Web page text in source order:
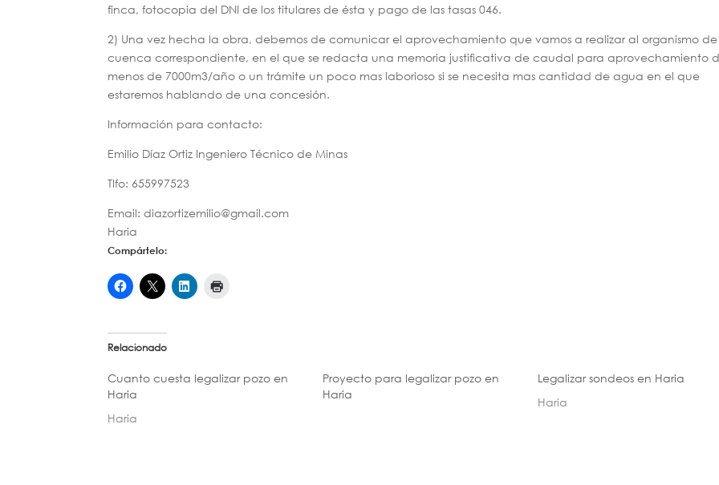
finca, fotocopia del DNI de los titulares de ésta y pago de las tasas 046.
2) Una vez hecha la obra, debemos de comunicar el aprovechamiento que vamos a realizar al organismo de
cuenca correspondiente, en el que se redacta una memoria justificativa de caudal para aprovechamiento
menos de 7000m3/año o un trámite un poco mas laborioso si se necesita mas cantidad de agua en el que
estaremos hablando de una concesión.
Información para contacto:
Emilio Díaz Ortiz Ingeniero Técnico de Minas
Tlfo: 655997523
Email: diazortizemilio@gmail.com
Haria
Compártelo:
Relacionado
Cuanto cuesta legalizar pozo en
Haria
Haria
Proyecto para legalizar pozo en
Haria
Legalizar sondeos en Haria
Haria